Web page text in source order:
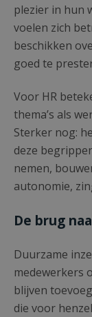
plezier in hun
voelen zich
beschikken
goed te
Voor HR
thema’s als
Sterker nog:
deze
nemen,
autonomie,
De brug
Duurzame
medewerkers
blijven
die voor